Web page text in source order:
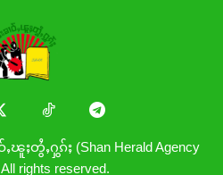
ၽူႈတွႆႇႁွၵ်ႈ (Shan Herald Agency
rights reserved.